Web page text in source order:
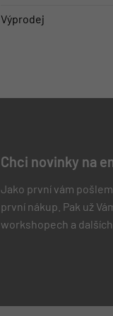
Výprodej
Chci novinky na
Jako první vám
první nákup. Pak už
workshopech a